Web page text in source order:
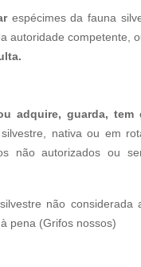
espécimes da fauna
autoridade competente,
adquire, guarda, tem
nativa ou em
não autorizados ou
não considerada
pena (Grifos nossos)